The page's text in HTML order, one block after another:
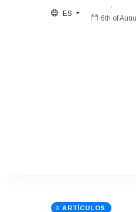
ES
6th of
ARTÍCULOS